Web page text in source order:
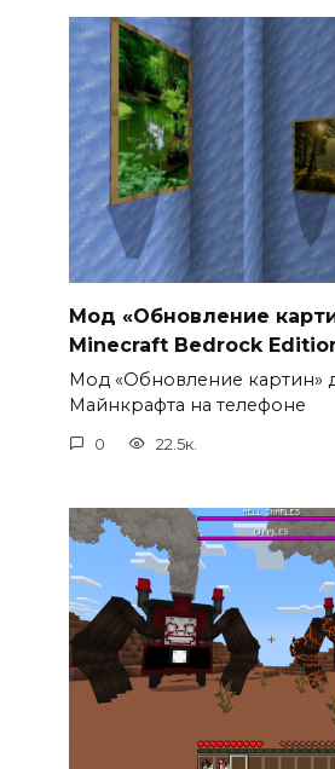
Мод «Обновление
Minecraft Bedrock
Мод «Обновление картин»
Майнкрафта на телефоне
0 22.5к.